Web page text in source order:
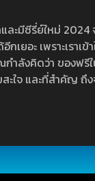
ละมีซีรี่ย์ใหม่
อีกเยอะ เพราะเร
ำลังคิดว่า ของฟ
ะใจ และที่สำคัญ